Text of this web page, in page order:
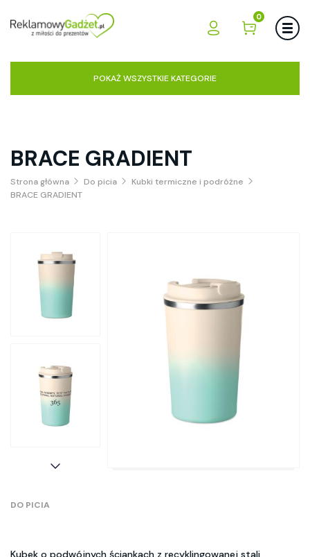
0
POKAŻ WSZYSTKIE KATEGORIE
BRACE GRADIENT
Strona główna Do picia
Kubki termiczne i podróżne
BRACE GRADIENT
DO PICIA
Kubek o podwójnych ściankach z recyklingowanej stali